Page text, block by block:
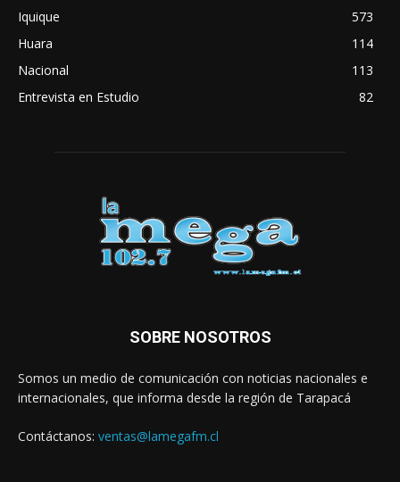
Iquique
573
Huara
114
Nacional
113
Entrevista en Estudio
82
SOBRE NOSOTROS
Somos un medio de comunicación con noticias nacionales e
internacionales, que informa desde la región de Tarapacá
Contáctanos: ventas@lamegafm.cl